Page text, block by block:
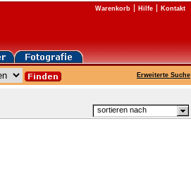
Warenkorb Hilfe Kontakt
Erweiterte Suche
sortieren nach